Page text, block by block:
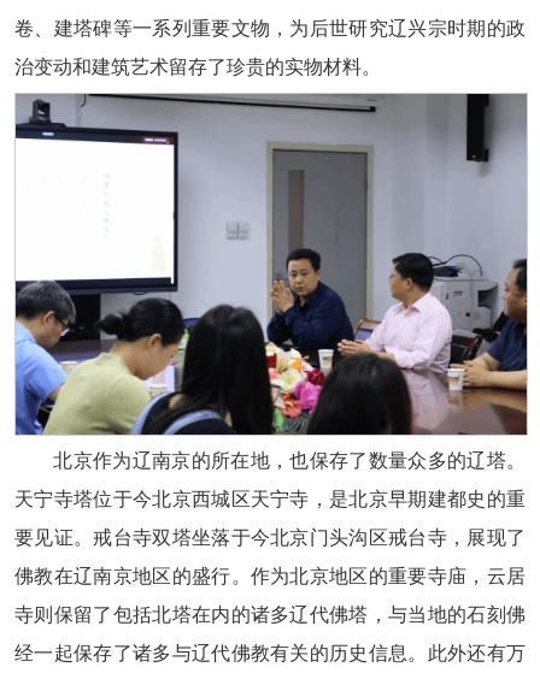
卷、建塔碑等一系列重要文物，为后世研究辽兴宗时期的政
治变动和建筑艺术留存了珍贵的实物材料。
北京作为辽南京的所在地，也保存了数量众多的辽塔。
天宁寺塔位于今北京西城区天宁寺，是北京早期建都史的重
要见证。戒台寺双塔坐落于今北京门头沟区戒台寺，展现了
佛教在辽南京地区的盛行。作为北京地区的重要寺庙，云居
寺则保留了包括北塔在内的诸多辽代佛塔，与当地的石刻佛
经一起保存了诸多与辽代佛教有关的历史信息。此外还有万